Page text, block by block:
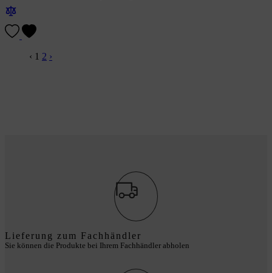
‹ 1 2 ›
Lieferung zum Fachhändler
Sie können die Produkte bei Ihrem Fachhändler abholen